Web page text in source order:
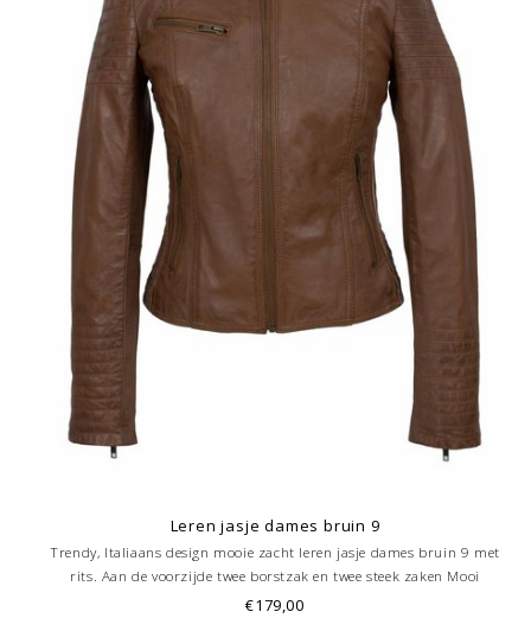
Leren jasje dames bruin 9
Trendy, Italiaans design mooie zacht leren jasje dames bruin 9 met
rits. Aan de voorzijde twee borstzak en twee steek zaken Mooi
afgewerkte binnenvoering met één binnenzak. de dames leren jas is in
€179,00